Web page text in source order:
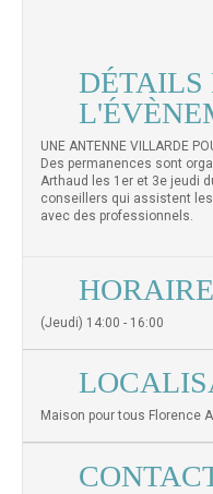
DÉTAILS
UNE ANTENNE VILLARDE
Des permanences sont
Arthaud les 1er et 3e jeudi
conseillers qui assistent
avec des professionnels.
(Jeudi) 14:00 - 16:00
Maison pour tous Florence